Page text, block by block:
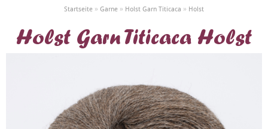
Startseite » Garne » Holst Garn Titicaca » Holst
Holst Garn Titicaca Holst